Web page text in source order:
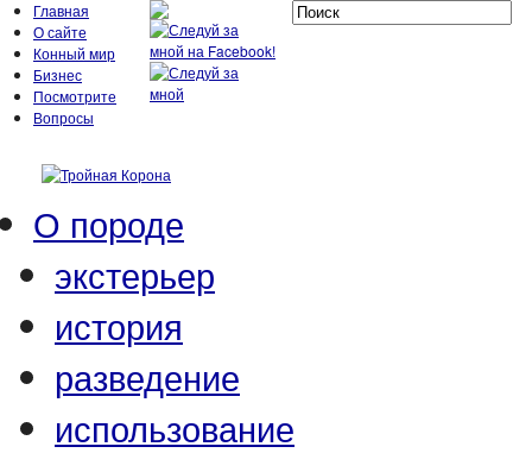
Главная
О сайте
Конный мир
Бизнес
Посмотрите
Вопросы
О породе
экстерьер
история
разведение
использование